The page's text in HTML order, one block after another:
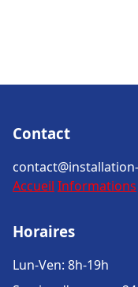
Contact
Accueil Informations
Horaires
Lun-Ven: 8h-19h